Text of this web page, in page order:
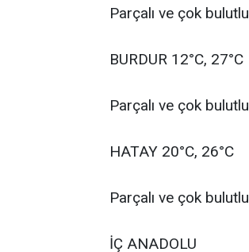
Parçalı ve çok
BURDUR 12°C, 27°C
Parçalı ve çok
HATAY 20°C, 26°C
Parçalı ve çok
İÇ ANADOLU